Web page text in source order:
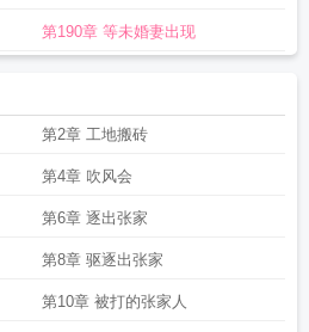
第190章 等未婚妻出现
第2章 工地搬砖
第4章 吹风会
第6章 逐出张家
第8章 驱逐出张家
第10章 被打的张家人